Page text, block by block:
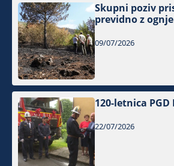
Skupni poziv
previdno z
09/07/2026
120-letnica PGD
22/07/2026